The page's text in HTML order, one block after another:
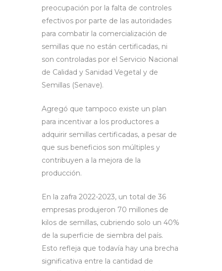
preocupación por la falta de controles
efectivos por parte de las autoridades
para combatir la comercialización de
semillas que no están certificadas, ni
son controladas por el Servicio Nacional
de Calidad y Sanidad Vegetal y de
Semillas (Senave).
Agregó que tampoco existe un plan
para incentivar a los productores a
adquirir semillas certificadas, a pesar de
que sus beneficios son múltiples y
contribuyen a la mejora de la
producción.
En la zafra 2022-2023, un total de 36
empresas produjeron 70 millones de
kilos de semillas, cubriendo solo un 40%
de la superficie de siembra del país.
Esto refleja que todavía hay una brecha
significativa entre la cantidad de